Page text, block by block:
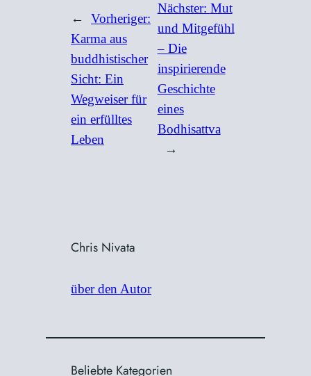
←
Vorheriger:
Karma aus
buddhistischer
Sicht: Ein
Wegweiser für
ein erfülltes
Leben
Nächster: Mut
und Mitgefühl
– Die
inspirierende
Geschichte
eines
Bodhisattva
→
Chris Nivata
über den Autor
Beliebte Kategorien